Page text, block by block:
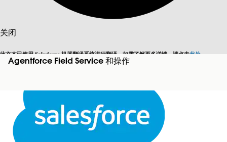
关闭
此文本已使用 Salesforce 机器翻译系统进行翻译。如需了解更多详情，请点击此处
切换为英语 而非现在
关闭关闭
Agentforce Field Service 和操作